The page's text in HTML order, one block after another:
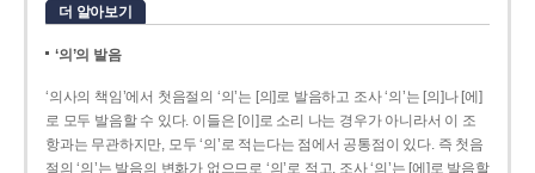
더 알아보기
‘의’의 발음
‘의사의 책임’에서 첫음절의 ‘의’는 [의]로 발음하고 조사 ‘의’는 [의]나 [에]
로 모두 발음할 수 있다. 이들은 [이]로 소리 나는 경우가 아니라서 이 조
항과는 무관하지만, 모두 ‘의’로 적는다는 점에서 공통점이 있다. 즉 첫음
절의 ‘의’는 발음의 변화가 없으므로 ‘의’로 적고, 조사 ‘의’는 [에]로 발음할